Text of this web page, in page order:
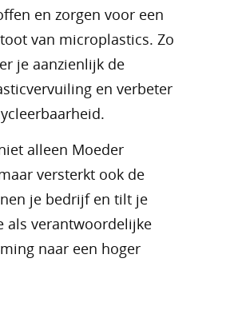
en zorgen voor een
van microplastics. Zo
je aanzienlijk de
en verbeter
alleen Moeder
versterkt ook de
je bedrijf en tilt je
als verantwoordelijke
naar een hoger